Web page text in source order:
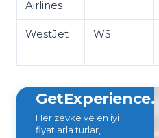
Airlines
WestJet WS
Her zevke ve en iyi
fiyatlarla turlar,